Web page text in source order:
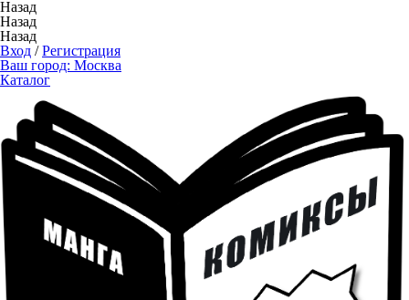
Назад
Назад
Назад
Вход /Регистрация
Ваш город: Москва
Каталог